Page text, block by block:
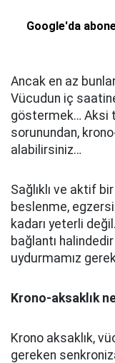
Google'da
Ancak en az
Vücudun iç
göstermek… Aksi
sorunundan,
alabilirsiniz…
Sağlıklı ve aktif
beslenme,
kadarı yeterli
bağlantı
uydurmamız
Krono-aksaklık
Krono aksaklık,
gereken